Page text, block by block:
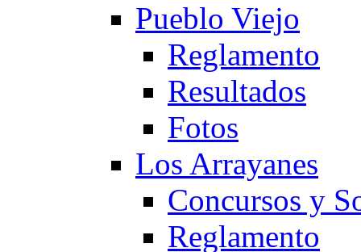
Pueblo Viejo
Reglamento
Resultados
Fotos
Los Arrayanes
Concursos y
Reglamento